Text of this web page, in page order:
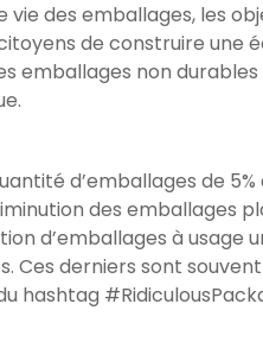
des emballages, les
de construire une
emballages non
d’emballages de 5%
des emballages
d’emballages à usage
Ces derniers sont
hashtag